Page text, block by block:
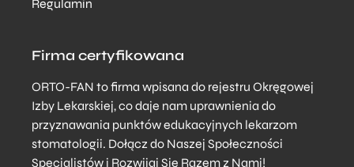
Firma certyfikowana
ORTO-FAN to firma wpisana do rejestru Okręgowej
Izby Lekarskiej, co daje nam uprawnienia do
przyznawania punktów edukacyjnych lekarzom
stomatologii. Dołącz do Naszej Społeczności
Specjalistów i Rozwijaj Się Razem z Nami!
Regulamin